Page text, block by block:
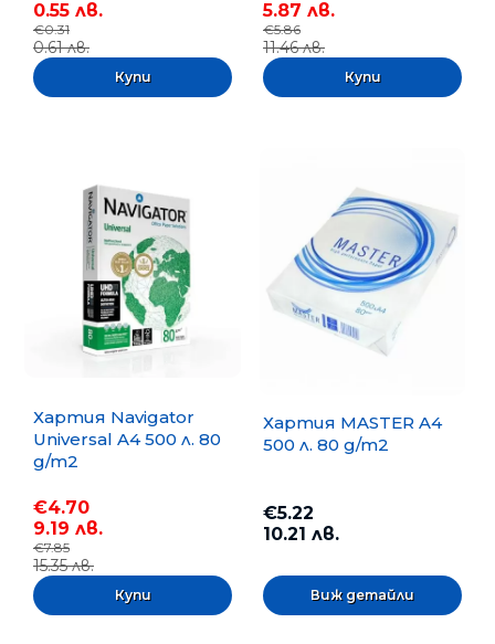
0.55 лв.
€0.31
0.61 лв.
5.87 лв.
€5.86
11.46 лв.
Хартия Navigator
Universal A4 500 л. 80
g/m2
€4.70
9.19 лв.
€7.85
15.35 лв.
Хартия MASTER A4
500 л. 80 g/m2
€5.22
10.21 лв.
Виж детайли